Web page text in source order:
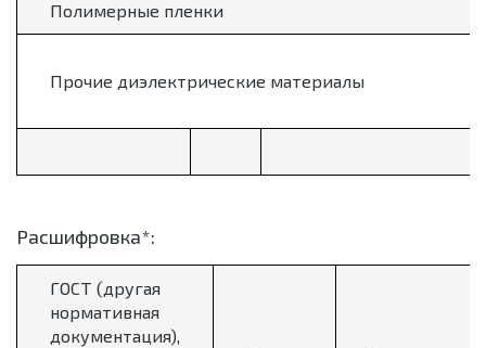
Полимерные пленки
Прочие диэлектрические материалы
Расшифровка*:
ГОСТ (другая
нормативная
документация),